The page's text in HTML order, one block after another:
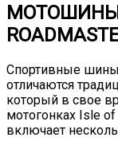
МОТОШИНЫ
Спортивные шины
отличаются
который в свое
мотогонках Isle
включает